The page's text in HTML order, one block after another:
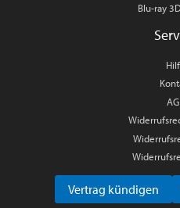
Blu-ray
Vertrag kündigen